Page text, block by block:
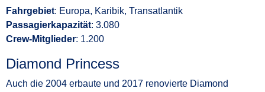
Fahrgebiet: Europa, Karibik, Transatlantik
Passagierkapazität: 3.080
Crew-Mitglieder: 1.200
Diamond Princess
Auch die 2004 erbaute und 2017 renovierte Diamond